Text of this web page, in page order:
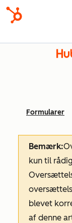
Formularer
Bemærk:
kun til
blevet
af denne